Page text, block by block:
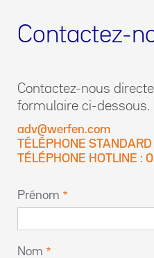
Contactez-
Contactez-nous
formulaire ci-dessous.
adv@werfen.com
TÉLÉPHONE
TÉLÉPHONE HOTLINE
Prénom
Nom